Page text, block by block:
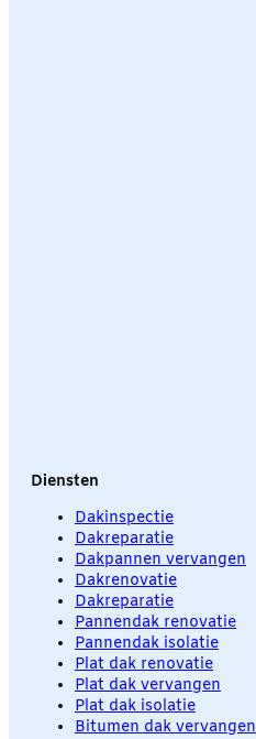
Diensten
Dakinspectie
Dakreparatie
Dakpannen vervangen
Dakrenovatie
Dakreparatie
Pannendak renovatie
Pannendak isolatie
Plat dak renovatie
Plat dak vervangen
Plat dak isolatie
Bitumen dak vervangen